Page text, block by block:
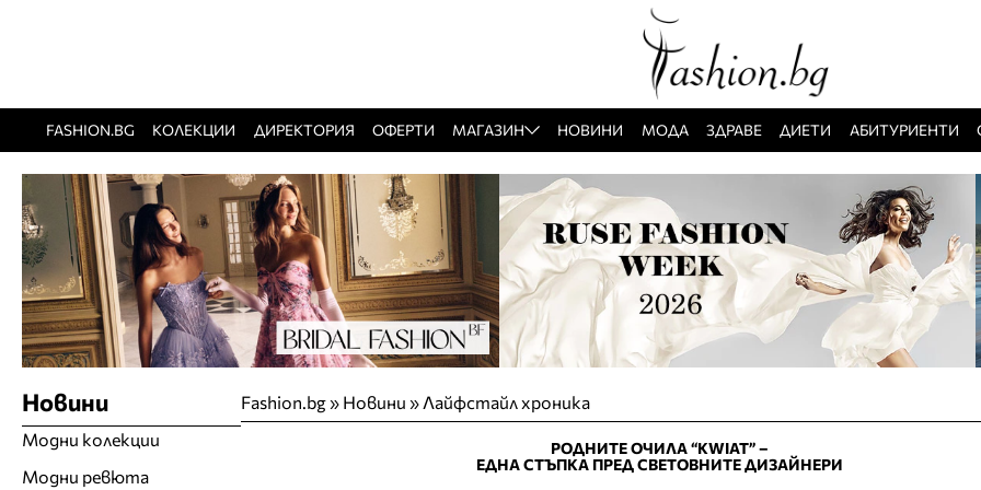
FASHION.BG КОЛЕКЦИИ ДИРЕКТОРИЯ ОФЕРТИ МАГАЗИН НОВИНИ МОДА ЗДРАВЕ ДИЕТИ АБИТУРИЕНТИ
Fashion.bg» Новини » Лайфстайл хроника
РОДНИТЕ ОЧИЛА “KWIAT” –
ЕДНА СТЪПКА ПРЕД СВЕТОВНИТЕ ДИЗАЙНЕРИ
Новини
Модни колекции
Модни ревюта